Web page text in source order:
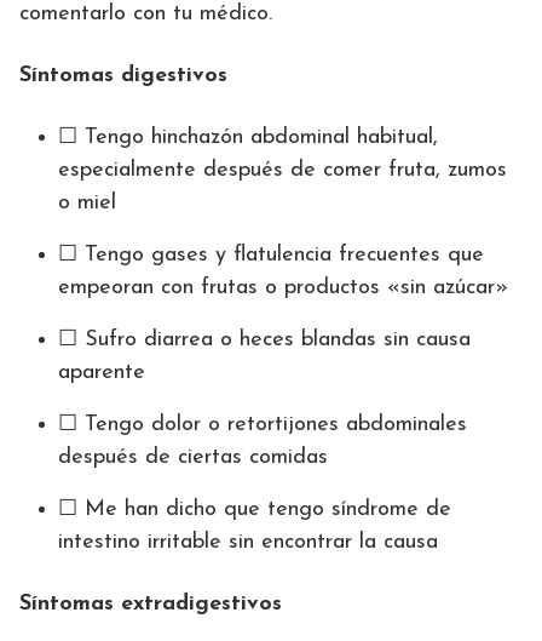
comentarlo con tu médico.
Síntomas digestivos
☐ Tengo hinchazón abdominal habitual,
especialmente después de comer fruta, zumos
o miel
☐ Tengo gases y flatulencia frecuentes que
empeoran con frutas o productos «sin azúcar»
☐ Sufro diarrea o heces blandas sin causa
aparente
☐ Tengo dolor o retortijones abdominales
después de ciertas comidas
☐ Me han dicho que tengo síndrome de
intestino irritable sin encontrar la causa
Síntomas extradigestivos